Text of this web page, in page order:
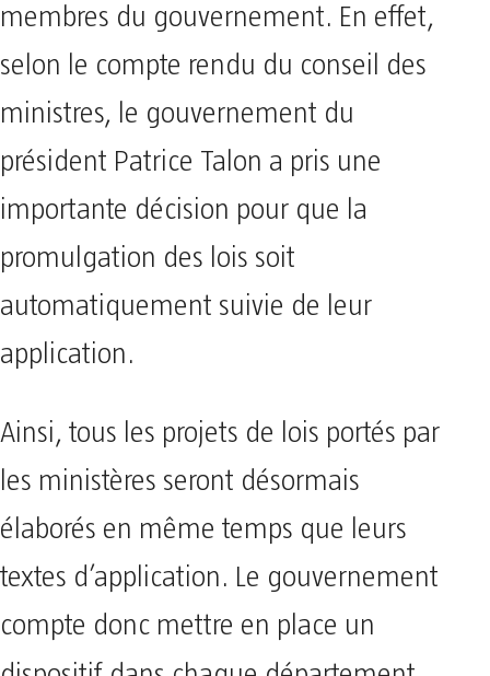
membres du gouvernement. En effet,
selon le compte rendu du conseil des
ministres, le gouvernement du
président Patrice Talon a pris une
importante décision pour que la
promulgation des lois soit
automatiquement suivie de leur
application.
Ainsi, tous les projets de lois portés par
les ministères seront désormais
élaborés en même temps que leurs
textes d’application. Le gouvernement
compte donc mettre en place un